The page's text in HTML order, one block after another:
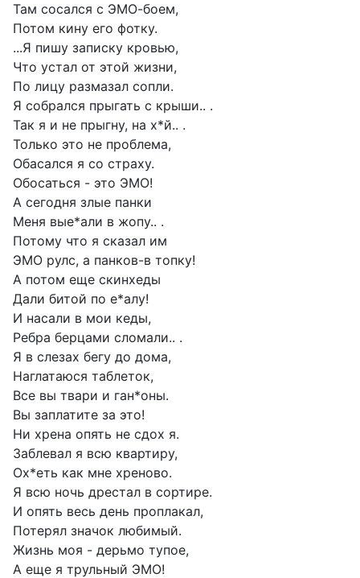
Там сосался с ЭМО-боем,
Потом кину его фотку.
...Я пишу записку кровью,
Что устал от этой жизни,
По лицу размазал сопли.
Я собрался прыгать с крыши.. .
Так я и не прыгну, на х*й.. .
Только это не проблема,
Обасался я со страху.
Обосаться - это ЭМО!
А сегодня злые панки
Меня вые*али в жопу.. .
Потому что я сказал им
ЭМО рулс, а панков-в топку!
А потом еще скинхеды
Дали битой по е*алу!
И насали в мои кеды,
Ребра берцами сломали.. .
Я в слезах бегу до дома,
Наглатаюся таблеток,
Все вы твари и ган*оны.
Вы заплатите за это!
Ни хрена опять не сдох я.
Заблевал я всю квартиру,
Ох*еть как мне хреново.
Я всю ночь дрестал в сортире.
И опять весь день проплакал,
Потерял значок любимый.
Жизнь моя - дерьмо тупое,
А еще я трульный ЭМО!